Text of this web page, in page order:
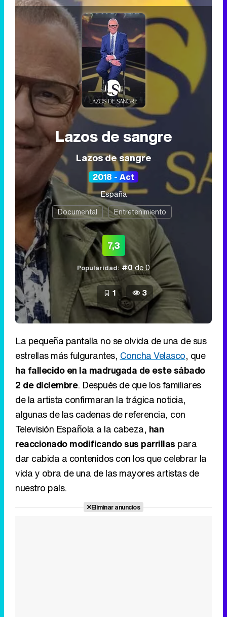
Lazos de sangre
Lazos de sangre
2018 - Act
España
Documental Entretenimiento
7,3
Popularidad: #0de 0
1 3
La pequeña pantalla no se olvida de una de sus
estrellas más fulgurantes, Concha Velasco, que
ha fallecido en la madrugada de este sábado
2 de diciembre. Después de que los familiares
de la artista confirmaran la trágica noticia,
algunas de las cadenas de referencia, con
Televisión Española a la cabeza, han
reaccionado modificando sus parrillas para
dar cabida a contenidos con los que celebrar la
vida y obra de una de las mayores artistas de
nuestro país.
Eliminar anuncios